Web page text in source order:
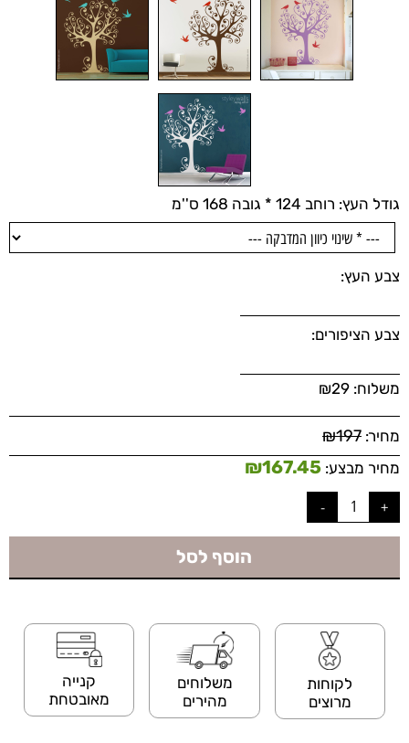
גודל העץ: רוחב 124 * גובה 168 ס''מ
צבע העץ:
צבע הציפורים:
משלוח: ₪29
מחיר: ₪197
מחיר מבצע: ₪167.45
הוסף לסל
לקוחות
מרוצים
משלוחים
מהירים
קנייה
מאובטחת